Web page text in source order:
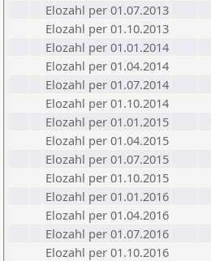
Elozahl per 01.07.2013
Elozahl per 01.10.2013
Elozahl per 01.01.2014
Elozahl per 01.04.2014
Elozahl per 01.07.2014
Elozahl per 01.10.2014
Elozahl per 01.01.2015
Elozahl per 01.04.2015
Elozahl per 01.07.2015
Elozahl per 01.10.2015
Elozahl per 01.01.2016
Elozahl per 01.04.2016
Elozahl per 01.07.2016
Elozahl per 01.10.2016